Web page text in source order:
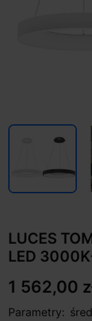
LUCES
LED
1 562,00
Parametry: